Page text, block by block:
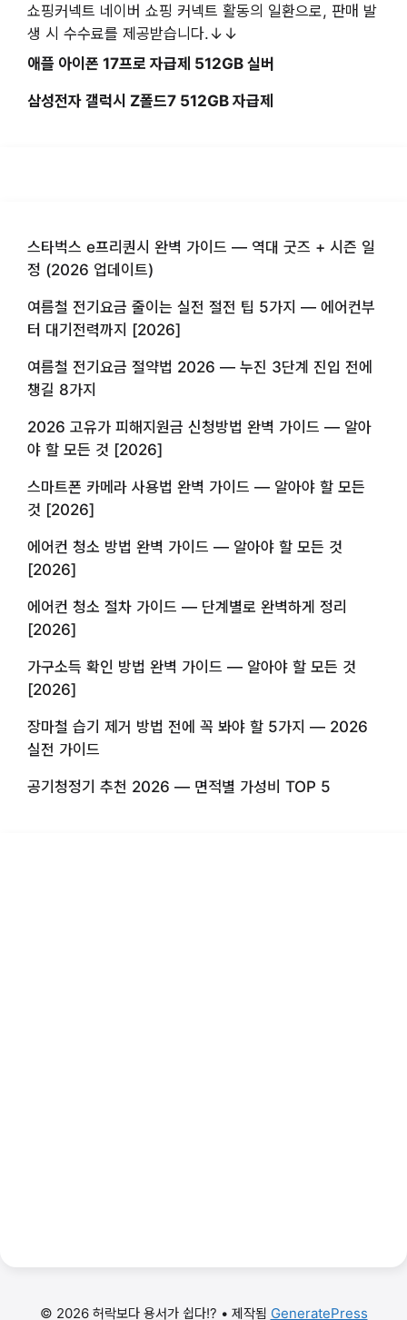
쇼핑커넥트 네이버 쇼핑 커넥트 활동의 일환으로, 판매 발
생 시 수수료를 제공받습니다.↓↓
애플 아이폰 17프로 자급제 512GB 실버
삼성전자 갤럭시 Z폴드7 512GB 자급제
스타벅스 e프리퀀시 완벽 가이드 — 역대 굿즈 + 시즌 일
정 (2026 업데이트)
여름철 전기요금 줄이는 실전 절전 팁 5가지 — 에어컨부
터 대기전력까지 [2026]
여름철 전기요금 절약법 2026 — 누진 3단계 진입 전에
챙길 8가지
2026 고유가 피해지원금 신청방법 완벽 가이드 — 알아
야 할 모든 것 [2026]
스마트폰 카메라 사용법 완벽 가이드 — 알아야 할 모든
것 [2026]
에어컨 청소 방법 완벽 가이드 — 알아야 할 모든 것
[2026]
에어컨 청소 절차 가이드 — 단계별로 완벽하게 정리
[2026]
가구소득 확인 방법 완벽 가이드 — 알아야 할 모든 것
[2026]
장마철 습기 제거 방법 전에 꼭 봐야 할 5가지 — 2026
실전 가이드
공기청정기 추천 2026 — 면적별 가성비 TOP 5
© 2026 허락보다 용서가 쉽다!? • 제작됨 GeneratePress